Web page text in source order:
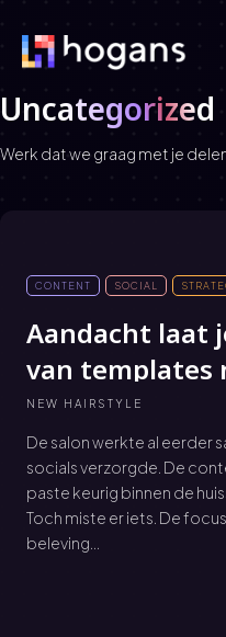
Uncategorized
Werk dat we graag met je
CONTENT SOCIAL
Aandacht laat
van templates
dat leeft en
NEW HAIRSTYLE
De salon werkte al eerder
socials verzorgde. De
paste keurig binnen de
Toch miste er iets. De focus lag op branding, niet op
beleving...